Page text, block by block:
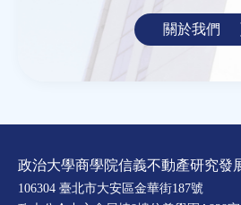
關於我們
政治大學商學院信義不動產研究發
106304 臺北市大安區金華街187號